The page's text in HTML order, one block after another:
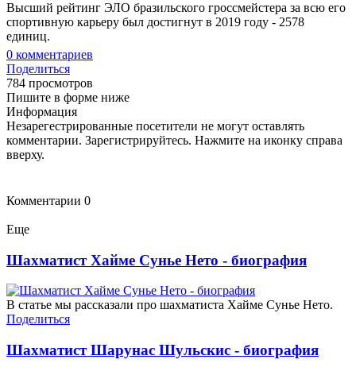
Высший рейтинг ЭЛО бразильского гроссмейстера за всю его
спортивную карьеру был достигнут в 2019 году - 2578
единиц.
0 комментариев
Поделиться
784 просмотров
Пишите в форме ниже
Информация
Незарегестрированные посетители не могут оставлять
комментарии. Зарегистрируйтесь. Нажмите на иконку справа
вверху.
Комментарии 0
Еще
Шахматист Хайме Сунье Нето - биография
В статье мы рассказали про шахматиста Хайме Сунье Нето.
Поделиться
Шахматист Шарунас Шульскис - биография